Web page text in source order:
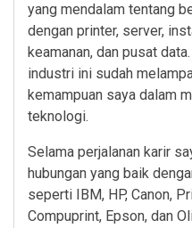
yang mendalam tentang
dengan printer, server,
keamanan, dan pusat
industri ini sudah
kemampuan saya dalam
teknologi.
Selama perjalanan karir
hubungan yang baik
seperti IBM, HP, Canon,
Compuprint, Epson, dan